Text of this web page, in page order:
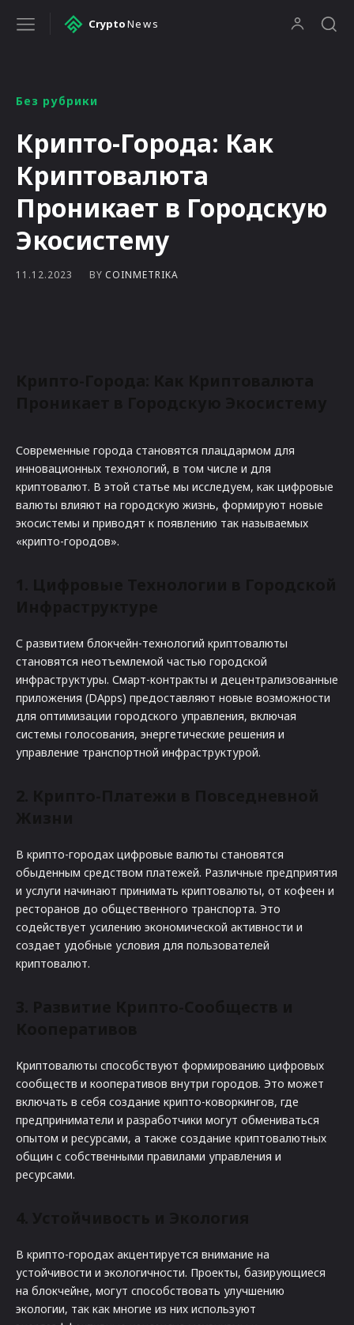
CryptoNews
Без рубрики
Крипто-Города: Как
Криптовалюта
Проникает в Городскую
Экосистему
11.12.2023 BY COINMETRIKA
Современные города становятся плацдармом для
инновационных технологий, в том числе и для
криптовалют. В этой статье мы исследуем, как цифровые
валюты влияют на городскую жизнь, формируют новые
экосистемы и приводят к появлению так называемых
«крипто-городов».
С развитием блокчейн-технологий криптовалюты
становятся неотъемлемой частью городской
инфраструктуры. Смарт-контракты и децентрализованные
приложения (DApps) предоставляют новые возможности
для оптимизации городского управления, включая
системы голосования, энергетические решения и
управление транспортной инфраструктурой.
В крипто-городах цифровые валюты становятся
обыденным средством платежей. Различные предприятия
и услуги начинают принимать криптовалюты, от кофеен и
ресторанов до общественного транспорта. Это
содействует усилению экономической активности и
создает удобные условия для пользователей
криптовалют.
Криптовалюты способствуют формированию цифровых
сообществ и кооперативов внутри городов. Это может
включать в себя создание крипто-коворкингов, где
предприниматели и разработчики могут обмениваться
опытом и ресурсами, а также создание криптовалютных
общин с собственными правилами управления и
ресурсами.
В крипто-городах акцентируется внимание на
устойчивости и экологичности. Проекты, базирующиеся
на блокчейне, могут способствовать улучшению
экологии, так как многие из них используют